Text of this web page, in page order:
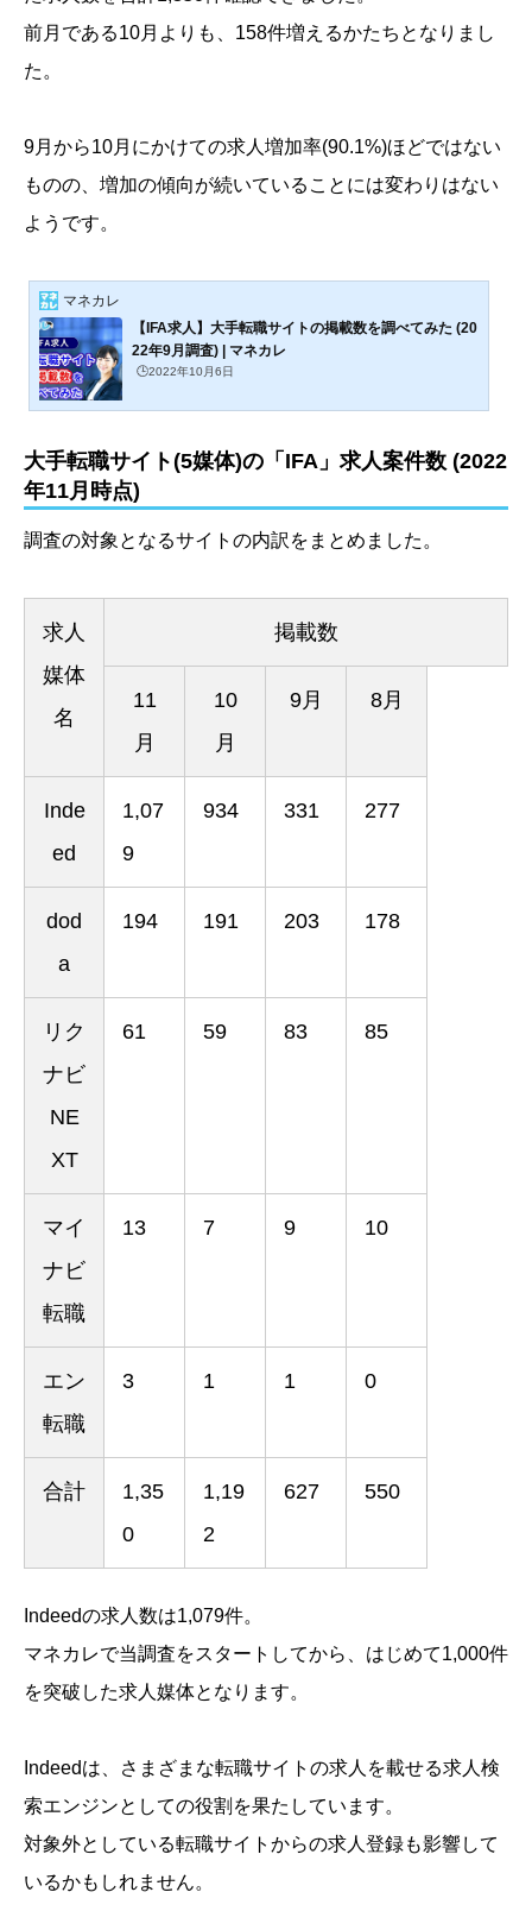
前月である10月よりも、158件増えるかたちとなりまし
た。
9月から10月にかけての求人増加率(90.1%)ほどではない
ものの、増加の傾向が続いていることには変わりはない
ようです。
マネカレ
【IFA求人】大手転職サイトの掲載数を調べてみた (20
22年9月調査) | マネカレ
🕒️2022年10月6日
大手転職サイト(5媒体)の「IFA」求人案件数 (2022
年11月時点)
調査の対象となるサイトの内訳をまとめました。
求人
媒体
名
掲載数
11
月
10
月
9月 8月
Inde
ed
1,07
9
934 331 277
dod
a
194 191 203 178
リク
ナビ
NE
XT
61 59 83 85
マイ
ナビ
転職
13 7 9 10
エン
転職
3 1 1 0
合計
1,35
0
1,19
2
627 550
Indeedの求人数は1,079件。
マネカレで当調査をスタートしてから、はじめて1,000件
を突破した求人媒体となります。
Indeedは、さまざまな転職サイトの求人を載せる求人検
索エンジンとしての役割を果たしています。
対象外としている転職サイトからの求人登録も影響して
いるかもしれません。